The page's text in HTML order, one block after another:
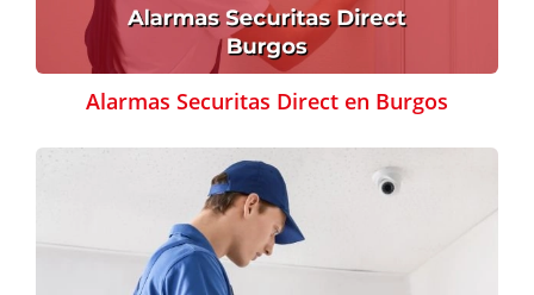
Alarmas Securitas Direct en Burgos